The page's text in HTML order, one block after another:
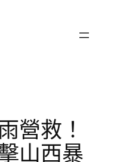
營救！
山西暴